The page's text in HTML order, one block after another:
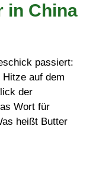
in China
passiert:
Hitze auf dem
der
Wort für
heißt Butter